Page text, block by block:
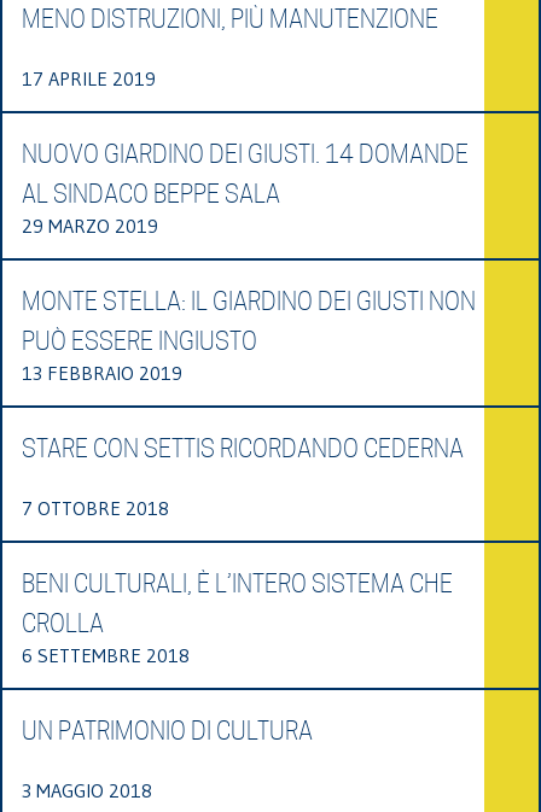
MENO DISTRUZIONI, PIÙ MANUTENZIONE
17 APRILE 2019
NUOVO GIARDINO DEI GIUSTI. 14 DOMANDE
AL SINDACO BEPPE SALA
29 MARZO 2019
MONTE STELLA: IL GIARDINO DEI GIUSTI NON
PUÒ ESSERE INGIUSTO
13 FEBBRAIO 2019
STARE CON SETTIS RICORDANDO CEDERNA
7 OTTOBRE 2018
BENI CULTURALI, È L’INTERO SISTEMA CHE
CROLLA
6 SETTEMBRE 2018
UN PATRIMONIO DI CULTURA
3 MAGGIO 2018